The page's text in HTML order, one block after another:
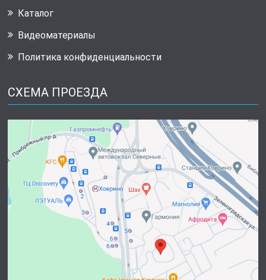
Каталог
Видеоматериалы
Политика конфиденциальности
СХЕМА ПРОЕЗДА